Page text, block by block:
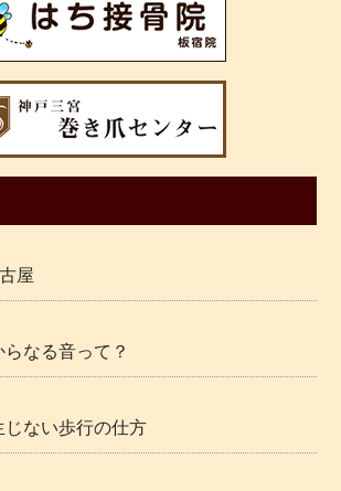
屋
なる音って？
ない歩行の仕方